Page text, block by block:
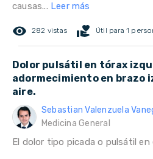
causas... Leer más
remove_red_eye 282 vistas volunteer_activism Útil para 1
Dolor pulsátil en tórax
adormecimiento en brazo
aire.
Sebastian Valenzuela
Medicina General
El dolor tipo picada o pulsátil en